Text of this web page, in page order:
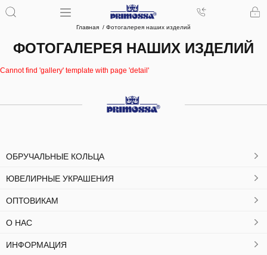
Главная Фотогалерея наших изделий
ФОТОГАЛЕРЕЯ НАШИХ ИЗДЕЛИЙ
Cannot find 'gallery' template with page 'detail'
ОБРУЧАЛЬНЫЕ КОЛЬЦА
ЮВЕЛИРНЫЕ УКРАШЕНИЯ
ОПТОВИКАМ
О НАС
ИНФОРМАЦИЯ